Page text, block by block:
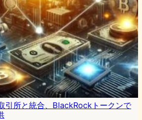
引所と統合、BlackRockトークンで